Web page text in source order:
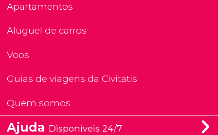
Apartamentos
Aluguel de carros
Voos
Guias de viagens da Civitatis
Quem somos
Ajuda Disponíveis 24/7